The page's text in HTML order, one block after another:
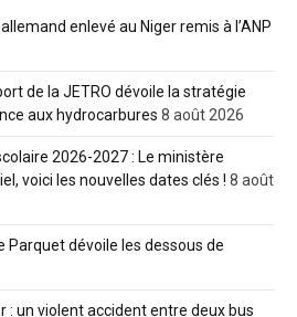
enlevé au Niger remis à l’ANP
de la JETRO dévoile la stratégie
aux hydrocarbures 8 août 2026
2026-2027 : Le ministère
voici les nouvelles dates clés ! 8 août
Parquet dévoile les dessous de
: un violent accident entre deux bus